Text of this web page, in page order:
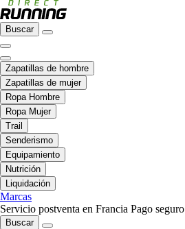
Buscar
Zapatillas de hombre
Zapatillas de mujer
Ropa Hombre
Ropa Mujer
Trail
Senderismo
Equipamiento
Nutrición
Liquidación
Marcas
Servicio postventa en Francia Pago seguro
Buscar